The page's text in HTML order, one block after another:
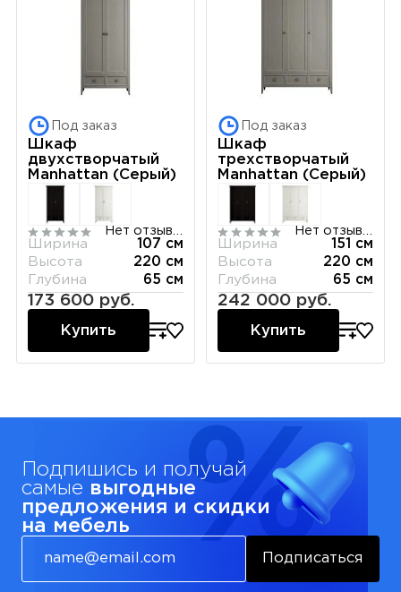
Под заказ
Шкаф
двухстворчатый
Manhattan (Серый)
Нет отзывов
Ширина
107 см
Высота
220 см
Глубина
65 см
173 600 руб.
Купить
Под заказ
Шкаф
трехстворчатый
Manhattan (Серый)
Нет отзывов
Ширина
151 см
Высота
220 см
Глубина
65 см
242 000 руб.
Купить
Подпишись и получай
самые выгодные
предложения и скидки
на мебель
Подписаться